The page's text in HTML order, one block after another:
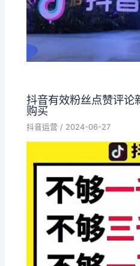
抖音有效粉丝点赞评论
购买
抖音运营 / 2024-06-27